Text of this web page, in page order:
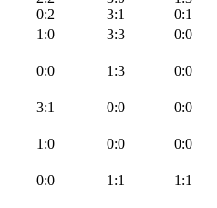
0:2
3:1
0:1
1:0 3:3 0:0
0:0 1:3 0:0
3:1 0:0 0:0
1:0 0:0 0:0
0:0 1:1 1:1